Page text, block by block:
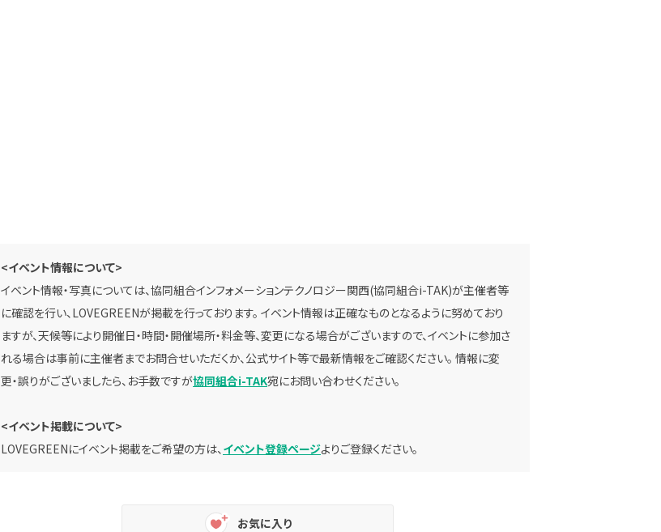
<イベント情報について>
イベント情報・写真については、協同組合インフォメーションテクノロジー関西(協同組合i-TAK)が主催者等
に確認を行い、LOVEGREENが掲載を行っております。 イベント情報は正確なものとなるように努めており
ますが、天候等により開催日・時間・開催場所・料金等、変更になる場合がございますので、イベントに参加さ
れる場合は事前に主催者までお問合せいただくか、公式サイト等で最新情報をご確認ください。 情報に変
更・誤りがございましたら、お手数ですが協同組合i-TAK宛にお問い合わせください。
<イベント掲載について>
LOVEGREENにイベント掲載をご希望の方は、イベント登録ページよりご登録ください。
お気に入り